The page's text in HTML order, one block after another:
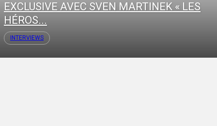
EXCLUSIVE AVEC SVEN MARTINEK « LES
HÉROS...
INTERVIEWS